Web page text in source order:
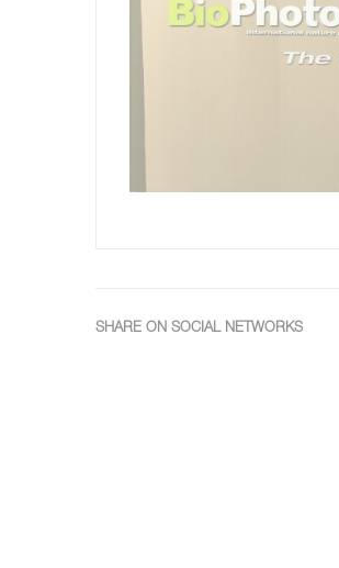
SHARE ON SOCIAL NETWORKS